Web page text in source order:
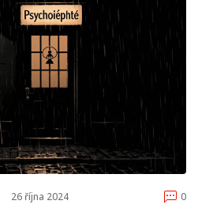
26 října 2024 0